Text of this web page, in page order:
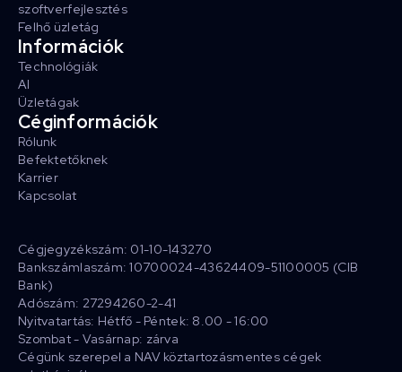
szoftverfejlesztés
Felhő üzletág
Információk
Technológiák
AI
Üzletágak
Céginformációk
Rólunk
Befektetőknek
Karrier
Kapcsolat
Cégjegyzékszám: 01-10-143270
Bankszámlaszám: 10700024-43624409-51100005 (CIB
Bank)
Adószám: 27294260-2-41
Nyitvatartás: Hétfő - Péntek: 8.00 - 16:00
Szombat - Vasárnap: zárva
Cégünk szerepel a NAV köztartozásmentes cégek